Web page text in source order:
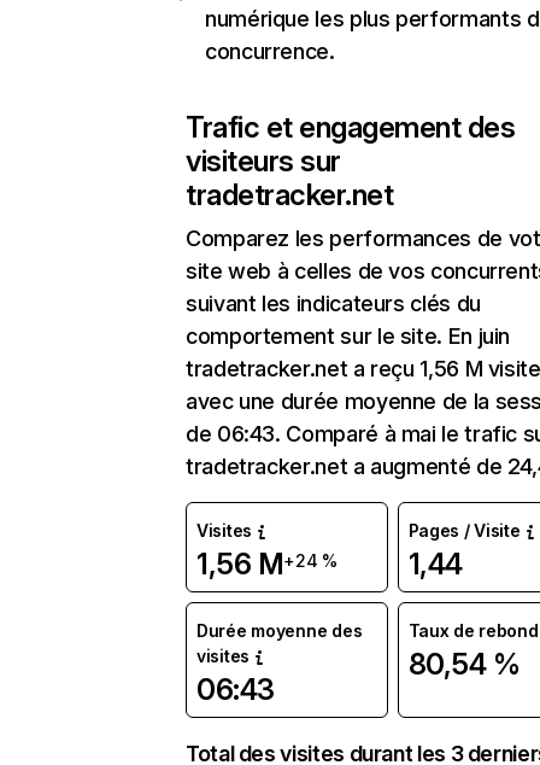
numérique les plus performants
concurrence.
Trafic et engagement des
visiteurs sur
tradetracker.net
Comparez les performances de
site web à celles de vos
suivant les indicateurs clés du
comportement sur le site. En juin
tradetracker.net a reçu 1,56 M
avec une durée moyenne de la
de 06:43. Comparé à mai le trafic
tradetracker.net a augmenté de
Visites
1,56 M+24 %
Pages / Visite
1,44
Durée moyenne des
visites
06:43
Taux de rebond
80,54 %
Total des visites durant les 3